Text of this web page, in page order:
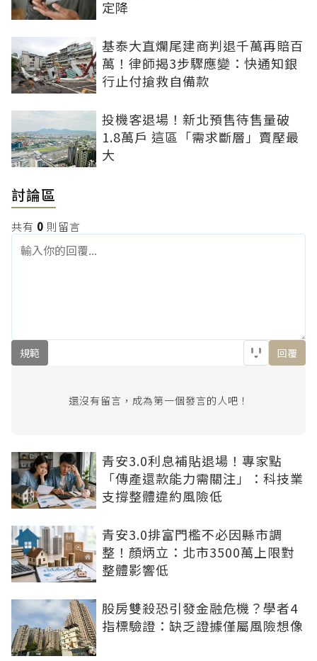
定降
基泰大直爛尾建商判退千萬再賠百
萬！律師揭3步驟應變：快通知銀
行止付搶救自備款
投機客退場！新北預售待售量破
1.8萬戶 這區「需求斷層」賣壓最
大
討論區
共有 0 則留言
規範 回覆
還沒有留言，成為第一個發言的人吧！
青安3.0利息補貼退場！專家點
「傳產還款能力需關注」：科技業
支撐整體違約風險低
青安3.0排富門檻不必因縣市調
整！顏炳立：北市3500萬上限對
整體影響低
股房雙殺恐引發金融危機？學者4
指標驗證：缺乏證據僅屬風險想像